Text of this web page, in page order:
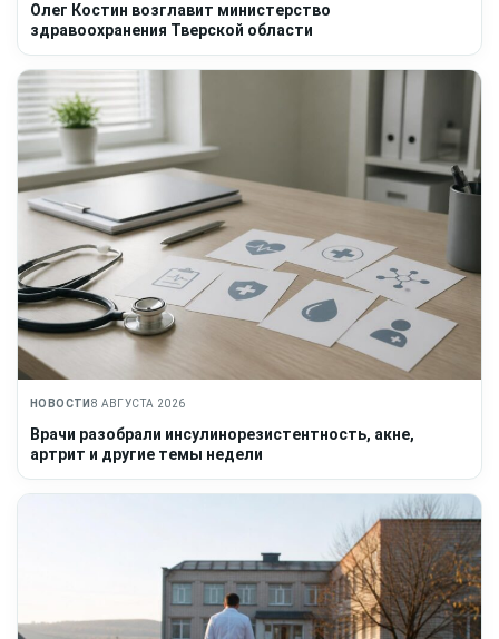
Олег Костин возглавит министерство
здравоохранения Тверской области
НОВОСТИ 8 АВГУСТА 2026
Врачи разобрали инсулинорезистентность, акне,
артрит и другие темы недели